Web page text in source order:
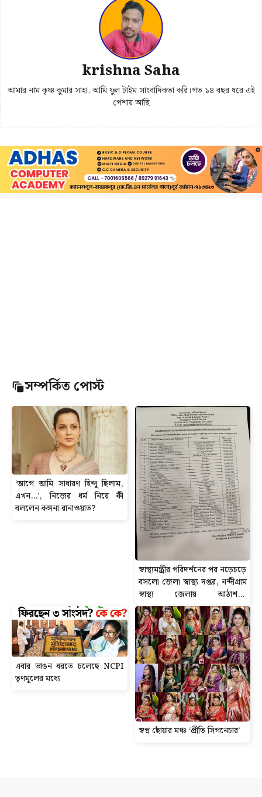
krishna Saha
আমার নাম কৃষ্ণ কুমার সাহা, আমি ফুল টাইম সাংবাদিকতা করি।গত ১৪ বছর ধরে এই
পেশায় আছি
সম্পর্কিত পোস্ট
‘আগে আমি সাধারণ হিন্দু ছিলাম,
এখন…’, নিজের ধর্ম নিয়ে কী
বললেন কঙ্গনা রানাওয়াত?
স্বাস্থ্যমন্ত্রীর পরিদর্শনের পর নড়েচড়ে
বসলো জেলা স্বাস্থ্য দপ্তর, নন্দীগ্রাম
স্বাস্থ্য জেলায় আঠাশ-টি
ডায়গনস্টিক সেন্টার বন্ধের নোটিশ
এবার ভাঙন ধরতে চলেছে NCPI
তৃণমূলের মধ্যে
স্বপ্ন ছোঁয়ার মঞ্চ ‘প্রীতি সিগনেচার’